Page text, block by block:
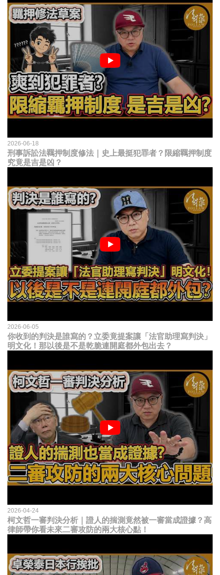
2026-06-18
刑事訴訟法羈押制度修法｜史上最挺犯罪者？限縮羈押制度
究竟是吉是凶？
2026-06-05
你收到的判決是誰寫的？立委竟提案讓「法官助理寫判決」
明文化！那以後是不是乾脆連開庭都外包出去？
2026-04-24
柯文哲一審判決分析｜證人的揣測竟然被一審當成證據？高
律師帶你看未來二審攻防的兩大核心點！